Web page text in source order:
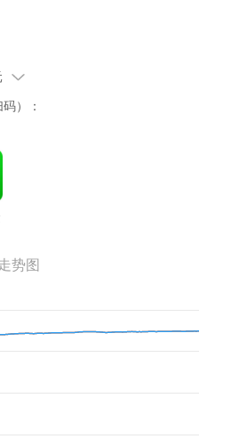
）：
势图